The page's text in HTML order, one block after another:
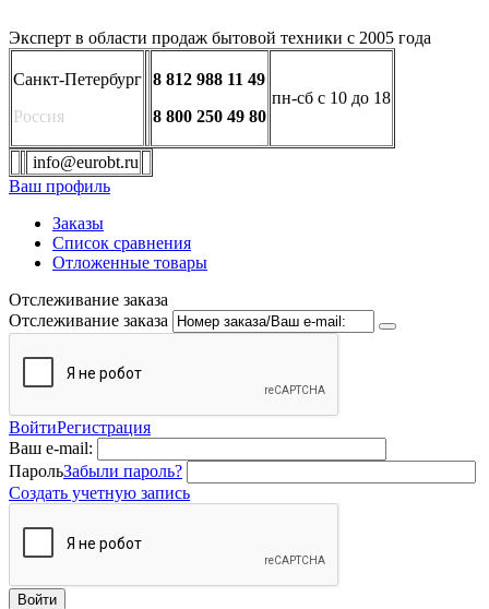
Эксперт в области продаж бытовой техники с 2005 года
Санкт-Петербург
Россия
8 812 988 11 49
8 800 250 49 80
пн-сб с 10 до 18
info@eurobt.ru
Ваш профиль
Заказы
Список сравнения
Отложенные товары
Отслеживание заказа
Отслеживание заказа
ВойтиРегистрация
Ваш e-mail:
ПарольЗабыли пароль?
Создать учетную запись
Войти